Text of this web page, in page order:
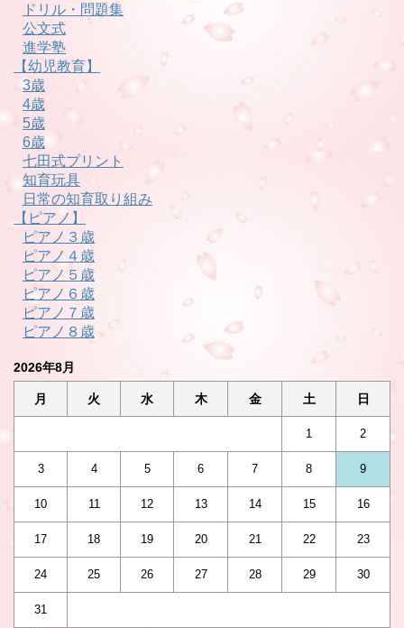
ドリル・問題集
公文式
進学塾
【幼児教育】
3歳
4歳
5歳
6歳
七田式プリント
知育玩具
日常の知育取り組み
【ピアノ】
ピアノ３歳
ピアノ４歳
ピアノ５歳
ピアノ６歳
ピアノ７歳
ピアノ８歳
2026年8月
月 火 水 木 金 土 日
1 2
3 4 5 6 7 8 9
10 11 12 13 14 15 16
17 18 19 20 21 22 23
24 25 26 27 28 29 30
31